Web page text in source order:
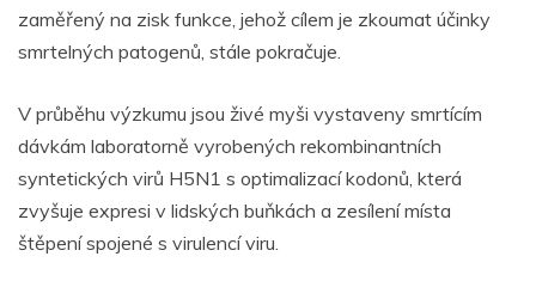
zaměřený na zisk funkce, jehož cílem je zkoumat účinky
smrtelných patogenů, stále pokračuje.
V průběhu výzkumu jsou živé myši vystaveny smrtícím
dávkám laboratorně vyrobených rekombinantních
syntetických virů H5N1 s optimalizací kodonů, která
zvyšuje expresi v lidských buňkách a zesílení místa
štěpení spojené s virulencí viru.